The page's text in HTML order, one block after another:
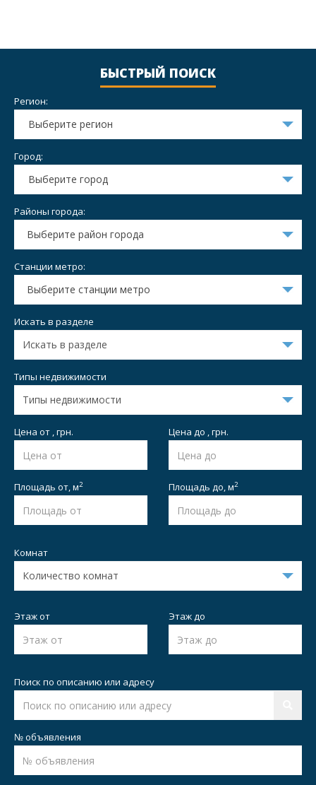
БЫСТРЫЙ ПОИСК
Регион:
Выберите регион
Город:
Выберите город
Районы города:
Выберите район города
Станции метро:
Выберите станции метро
Искать в разделе
Типы недвижимости
Цена от , грн. Цена до , грн.
Площадь от,м2 Площадь до,м2
Комнат
Этаж от Этаж до
Поиск по описанию или адресу
№ объявления